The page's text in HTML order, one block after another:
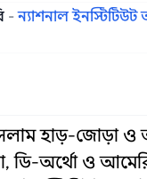
-ন্যাশনাল
ইসলাম হাড়-জোড়া
ডি-অর্থো ও